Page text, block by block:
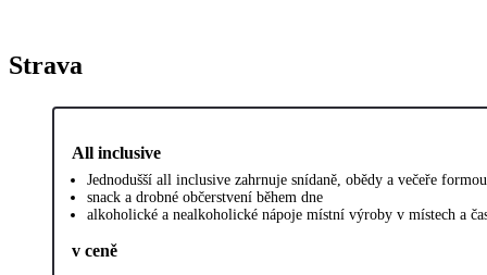
Strava
All inclusive
Jednodušší all inclusive zahrnuje snídaně, obědy a večeře
snack a drobné občerstvení během dne
alkoholické a nealkoholické nápoje místní výroby v místech a
v ceně